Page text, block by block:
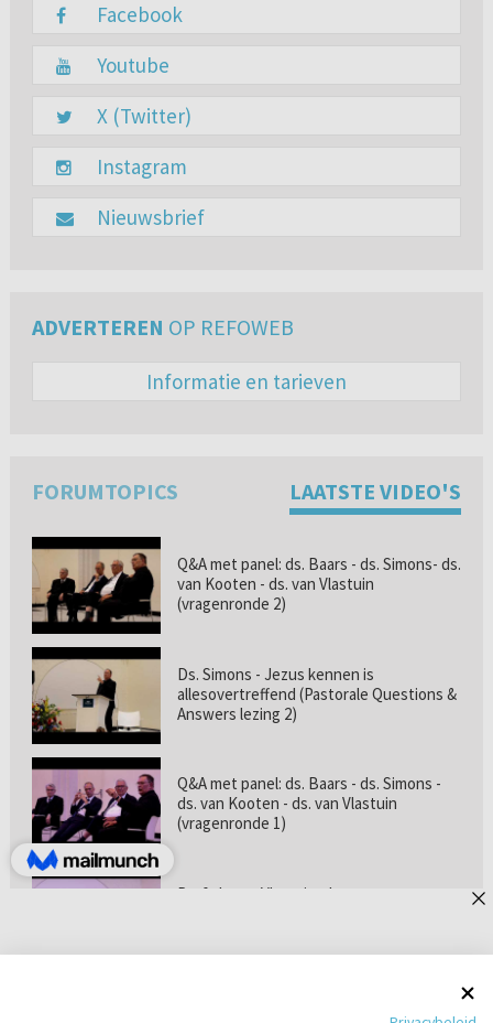
Facebook
Youtube
X (Twitter)
Instagram
Nieuwsbrief
ADVERTEREN OP REFOWEB
Informatie en tarieven
FORUMTOPICS LAATSTE VIDEO'S
Q&A met panel: ds. Baars - ds. Simons- ds.
van Kooten - ds. van Vlastuin
(vragenronde 2)
Ds. Simons - Jezus kennen is
allesovertreffend (Pastorale Questions &
Answers lezing 2)
Q&A met panel: ds. Baars - ds. Simons -
ds. van Kooten - ds. van Vlastuin
(vragenronde 1)
Prof. dr. van Vlastuin - Is